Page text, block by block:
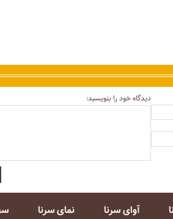
دیدگاه خود را بنویسید:
آوای سرنا نمای سرنا